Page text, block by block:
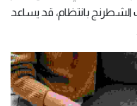
بانتظام، قد يساعد